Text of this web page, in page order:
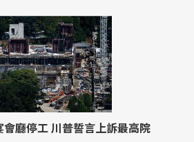
廳停工 川普誓言上訴最高院